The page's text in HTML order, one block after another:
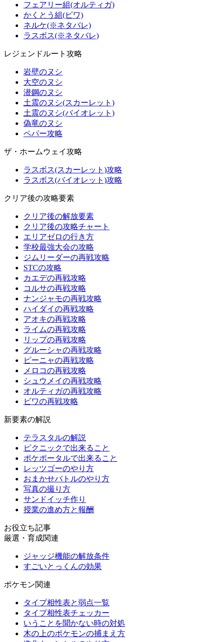
フェアリー組(オルティガ)
かくとう組(ビワ)
ネルケ(※ネタバレ)
ラスボス(※ネタバレ)
レジェンドルート攻略
岩壁のヌシ
大空のヌシ
潜鋼のヌシ
土震のヌシ(スカーレット)
土震のヌシ(バイオレット)
偽竜のヌシ
ペパー攻略
ザ・ホームウェイ攻略
ラスボス(スカーレット)攻略
ラスボス(バイオレット)攻略
クリア後の攻略要素
クリア後の解放要素
クリア後の攻略チャート
エリアゼロの行き方
学校最強大会の攻略
ジムリーダーの再戦攻略
STCの攻略
カエデの再戦攻略
コルサの再戦攻略
ナンジャモの再戦攻略
ハイダイの再戦攻略
アオキの再戦攻略
ライムの再戦攻略
リップの再戦攻略
グルーシャの再戦攻略
ピーニャの再戦攻略
メロコの再戦攻略
シュウメイの再戦攻略
オルティガの再戦攻略
ビワの再戦攻略
新要素の解説
テラスタルの解説
ピクニックで出来ること
ポケポータルで出来ること
レッツゴーのやり方
おまかせバトルのやり方
写真の撮り方
サンドイッチ作り
授業の進め方と報酬
お役立ち記事
厳選・育成関連
ジャッジ機能の解放条件
すごいとっくんの効果
ポケモン関連
タイプ相性表と弱点一覧
タイプ相性表チェッカー
いうことを聞かない時の対処
木の上のポケモンの捕まえ方